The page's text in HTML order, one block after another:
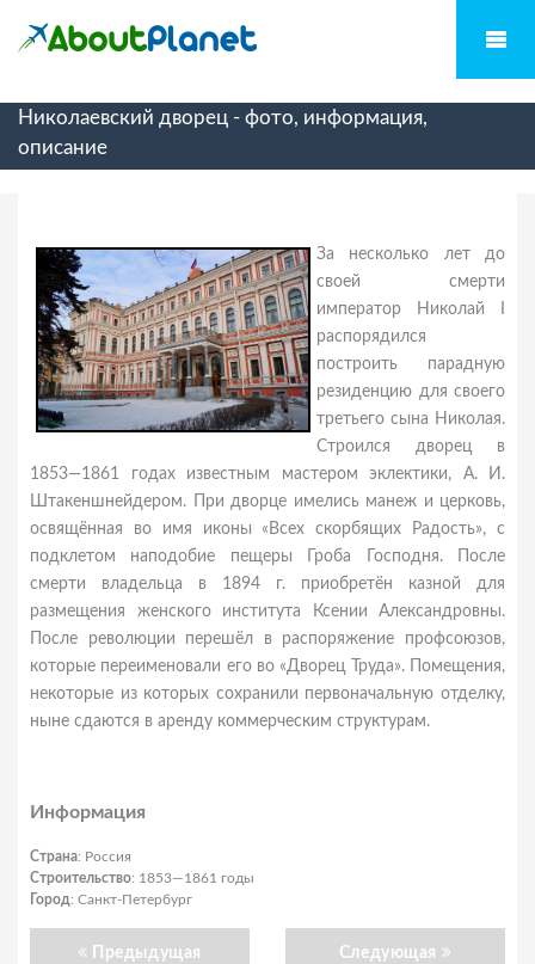
Николаевский дворец - фото, информация,
описание
За несколько лет до
своей смерти
император Николай I
распорядился
построить парадную
резиденцию для своего
третьего сына Николая.
Строился дворец в
1853—1861 годах известным мастером эклектики, А. И.
Штакеншнейдером. При дворце имелись манеж и церковь,
освящённая во имя иконы «Всех скорбящих Радость», с
подклетом наподобие пещеры Гроба Господня. После
смерти владельца в 1894 г. приобретён казной для
размещения женского института Ксении Александровны.
После революции перешёл в распоряжение профсоюзов,
которые переименовали его во «Дворец Труда». Помещения,
некоторые из которых сохранили первоначальную отделку,
ныне сдаются в аренду коммерческим структурам.
Информация
Страна: Россия
Строительство: 1853—1861 годы
Город: Санкт-Петербург
Предыдущая Следующая